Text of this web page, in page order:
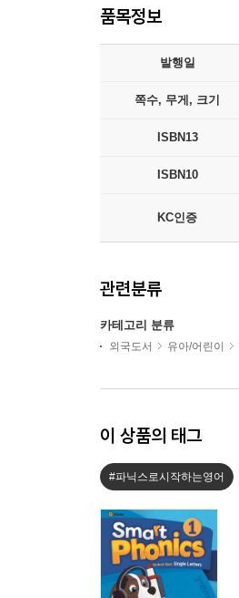
품목정보
발행일
쪽수, 무게, 크기
ISBN13
ISBN10
KC인증
관련분류
카테고리 분류
외국도서 유아/어린이
이 상품의 태그
#파닉스로시작하는영어